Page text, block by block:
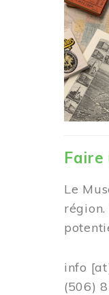
Faire
Le
info
(506)